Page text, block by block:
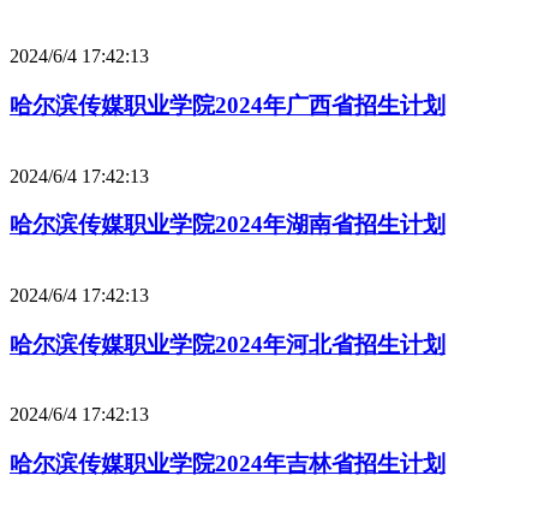
2024/6/4 17:42:13
哈尔滨传媒职业学院2024年广西省招生计划
2024/6/4 17:42:13
哈尔滨传媒职业学院2024年湖南省招生计划
2024/6/4 17:42:13
哈尔滨传媒职业学院2024年河北省招生计划
2024/6/4 17:42:13
哈尔滨传媒职业学院2024年吉林省招生计划